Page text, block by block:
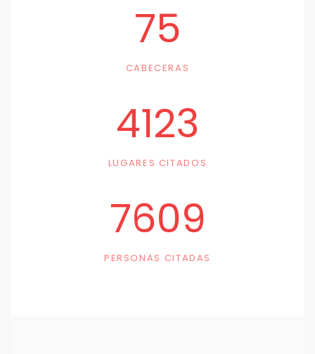
75
CABECERAS
4123
LUGARES CITADOS
7609
PERSONAS CITADAS